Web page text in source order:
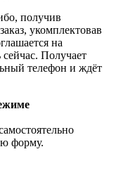
получив
укомплектовав
на
Получает
телефон и ждёт
форму.